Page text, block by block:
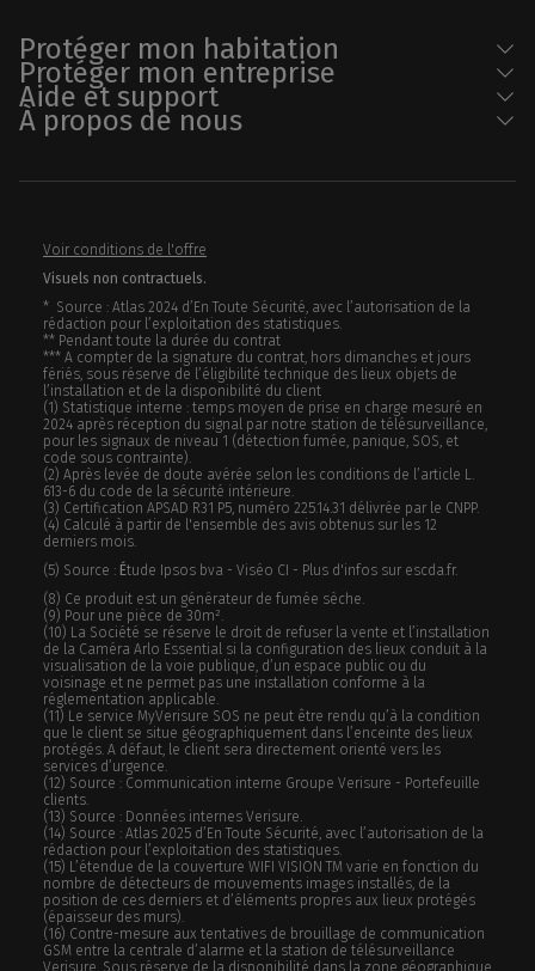
Protéger mon habitation
Protéger mon entreprise
Aide et support
À propos de nous
Voir conditions de l'offre
Visuels non contractuels.
* Source : Atlas 2024 d’En Toute Sécurité, avec l’autorisation de la
rédaction pour l’exploitation des statistiques.
** Pendant toute la durée du contrat
*** A compter de la signature du contrat, hors dimanches et jours
fériés, sous réserve de l’éligibilité technique des lieux objets de
l’installation et de la disponibilité du client
(1) Statistique interne : temps moyen de prise en charge mesuré en
2024 après réception du signal par notre station de télésurveillance,
pour les signaux de niveau 1 (détection fumée, panique, SOS, et
code sous contrainte).
(2) Après levée de doute avérée selon les conditions de l’article L.
613-6 du code de la sécurité intérieure.
(3) Certification APSAD R31 P5, numéro 225.14.31 délivrée par le CNPP.
(4) Calculé à partir de l'ensemble des avis obtenus sur les 12
derniers mois.
(5) Source : Étude Ipsos bva - Viséo CI - Plus d'infos sur escda.fr.
(8) Ce produit est un générateur de fumée sèche.
(9) Pour une pièce de 30m².
(10) La Société se réserve le droit de refuser la vente et l’installation
de la Caméra Arlo Essential si la configuration des lieux conduit à la
visualisation de la voie publique, d’un espace public ou du
voisinage et ne permet pas une installation conforme à la
réglementation applicable.
(11) Le service MyVerisure SOS ne peut être rendu qu’à la condition
que le client se situe géographiquement dans l’enceinte des lieux
protégés. A défaut, le client sera directement orienté vers les
services d’urgence.
(12) Source : Communication interne Groupe Verisure - Portefeuille
clients.
(13) Source : Données internes Verisure.
(14) Source : Atlas 2025 d’En Toute Sécurité, avec l’autorisation de la
rédaction pour l’exploitation des statistiques.
(15) L’étendue de la couverture WIFI VISION TM varie en fonction du
nombre de détecteurs de mouvements images installés, de la
position de ces derniers et d’éléments propres aux lieux protégés
(épaisseur des murs).
(16) Contre-mesure aux tentatives de brouillage de communication
GSM entre la centrale d’alarme et la station de télésurveillance
Verisure. Sous réserve de la disponibilité dans la zone géographique